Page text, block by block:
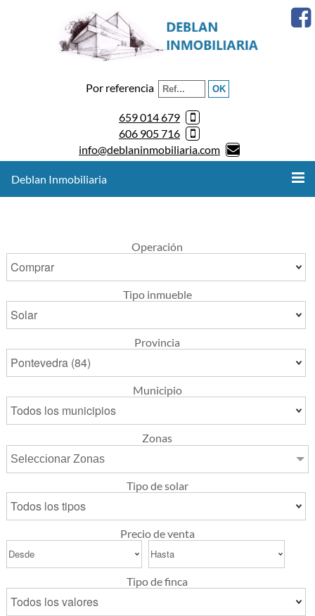
Por referencia
659 014 679
606 905 716
info@deblaninmobiliaria.com
Deblan Inmobiliaria
Operación
Tipo inmueble
Provincia
Municipio
Zonas
Seleccionar Zonas
Tipo de solar
Precio de venta
Tipo de finca